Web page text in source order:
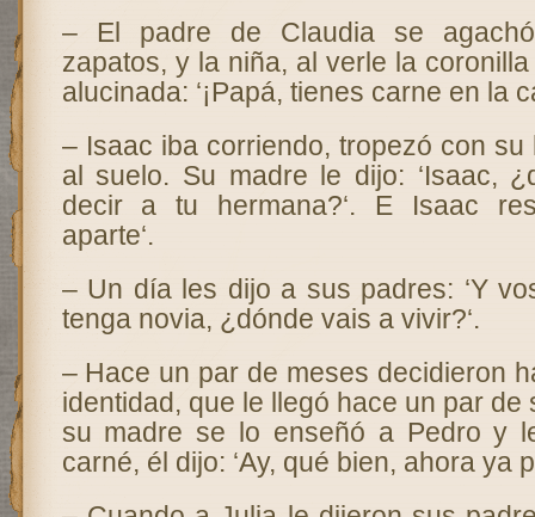
– El padre de Claudia se
zapatos, y la niña, al verle la
alucinada: ‘¡Papá, tienes carne en la
– Isaac iba corriendo, tropezó con su
al suelo. Su madre le dijo: ‘Isaac,
decir a tu hermana?‘. E Isaac
aparte‘.
– Un día les dijo a sus padres: ‘Y
tenga novia, ¿dónde vais a vivir?‘.
– Hace un par de meses decidieron
identidad, que le llegó hace un par de
su madre se lo enseñó a Pedro y
carné, él dijo: ‘Ay, qué bien, ahora ya